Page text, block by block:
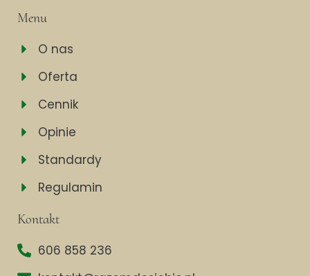
Menu
O nas
Oferta
Cennik
Opinie
Standardy
Regulamin
Kontakt
606 858 236